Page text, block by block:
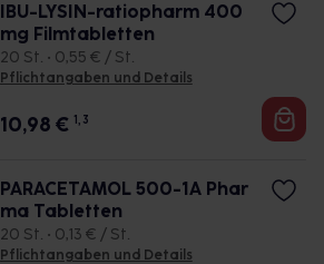
IBU-LYSIN-ratiopharm 400
mg Filmtabletten
20 St. • 0,55 € / St.
Pflichtangaben und Details
10,98 € 1, 3
PARACETAMOL 500-1A Phar
ma Tabletten
20 St. • 0,13 € / St.
Pflichtangaben und Details